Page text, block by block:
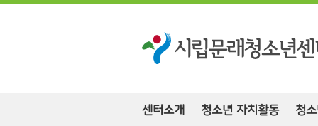
센터소개 청소년 자치활동 청